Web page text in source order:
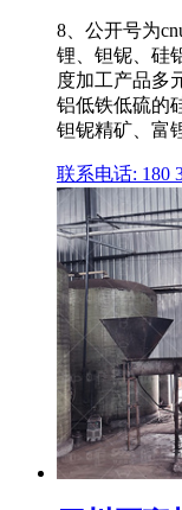
8、公开号为
锂、钽铌、硅
度加工产品多
铝低铁低硫的
钽铌精矿、富
联系电话: 180